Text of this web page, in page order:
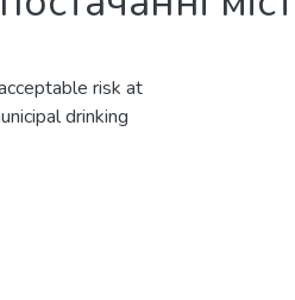
risk at
drinking